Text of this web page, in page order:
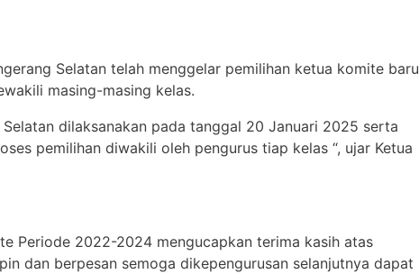
Selatan telah menggelar pemilihan ketua komite baru
masing-masing kelas.
dilaksanakan pada tanggal 20 Januari 2025 serta
pemilihan diwakili oleh pengurus tiap kelas “, ujar Ketua
Periode 2022-2024 mengucapkan terima kasih atas
dan berpesan semoga dikepengurusan selanjutnya dapat